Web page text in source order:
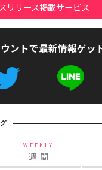
リリース掲載サービス
ントで最新情報ゲッ
WEEKLY
週 間